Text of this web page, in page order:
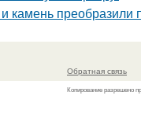
камень преобразили
Обратная связь
Копирование разрешено